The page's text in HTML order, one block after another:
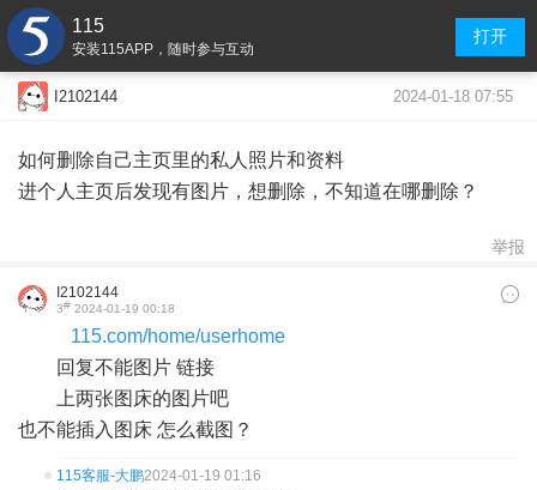
115
安装115APP，随时参与互动
打开
I2102144 2024-01-18 07:55
如何删除自己主页里的私人照片和资料
进个人主页后发现有图片，想删除，不知道在哪删除？
举报
I2102144
3# 2024-01-19 00:18
115.com/home/userhome
回复不能图片 链接
上两张图床的图片吧
也不能插入图床 怎么截图？
115客服-大鹏2024-01-19 01:16